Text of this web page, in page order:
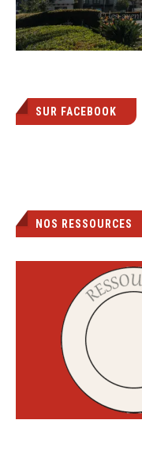
SUR FACEBOOK
NOS RESSOURCES